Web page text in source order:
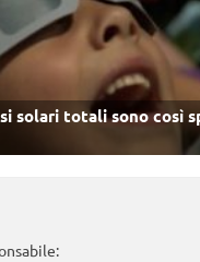
solari totali sono così